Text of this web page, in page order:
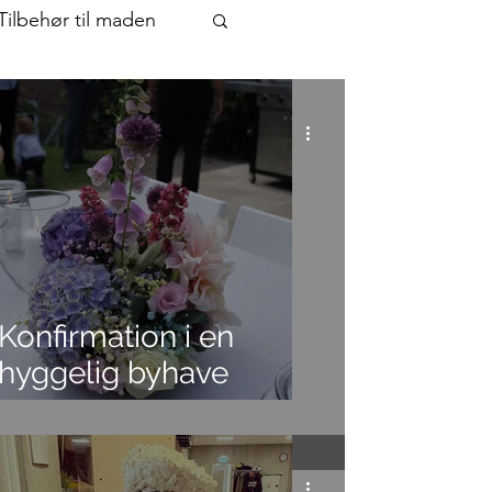
fødselsdagen
af smage og vi
til maden
Konfirmation i en
hyggelig byhave